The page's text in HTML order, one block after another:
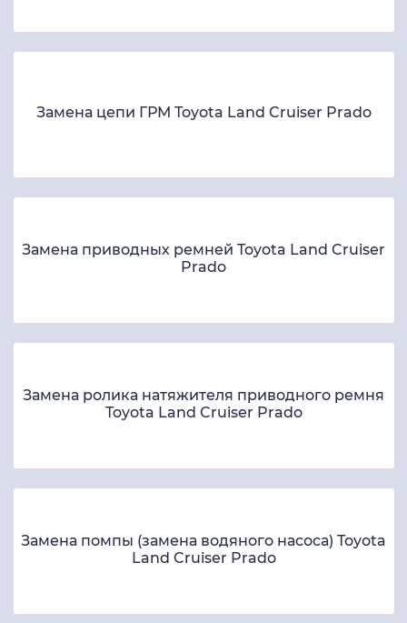
Замена цепи ГРМ Toyota Land Cruiser Prado
Замена приводных ремней Toyota Land Cruiser
Prado
Замена ролика натяжителя приводного ремня
Toyota Land Cruiser Prado
Замена помпы (замена водяного насоса) Toyota
Land Cruiser Prado